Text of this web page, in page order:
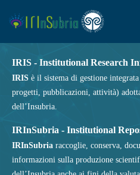
IRIS - Institutional Research
IRIS è il sistema di gestione
progetti, pubblicazioni, attività)
dell’Insubria.
IRInSubria - Institutional
IRInSubria raccoglie, conserva,
informazioni sulla produzione